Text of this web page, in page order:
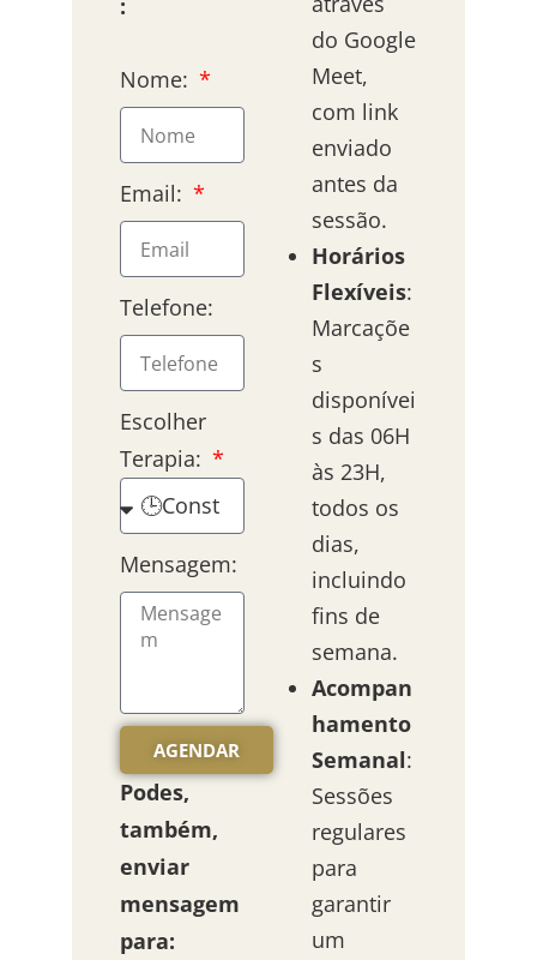
:
Nome:
Email:
Telefone:
Escolher
Terapia:
Mensagem:
AGENDAR
Podes,
também,
enviar
mensagem
para:
do Google
Meet,
com link
enviado
antes da
sessão.
Horários
Flexíveis:
Marcaçõe
s
disponívei
s das 06H
às 23H,
todos os
dias,
incluindo
fins de
semana.
Acompan
hamento
Semanal:
Sessões
regulares
para
garantir
um